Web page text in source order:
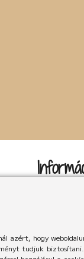
azért, hogy
tudjuk
Elállás a